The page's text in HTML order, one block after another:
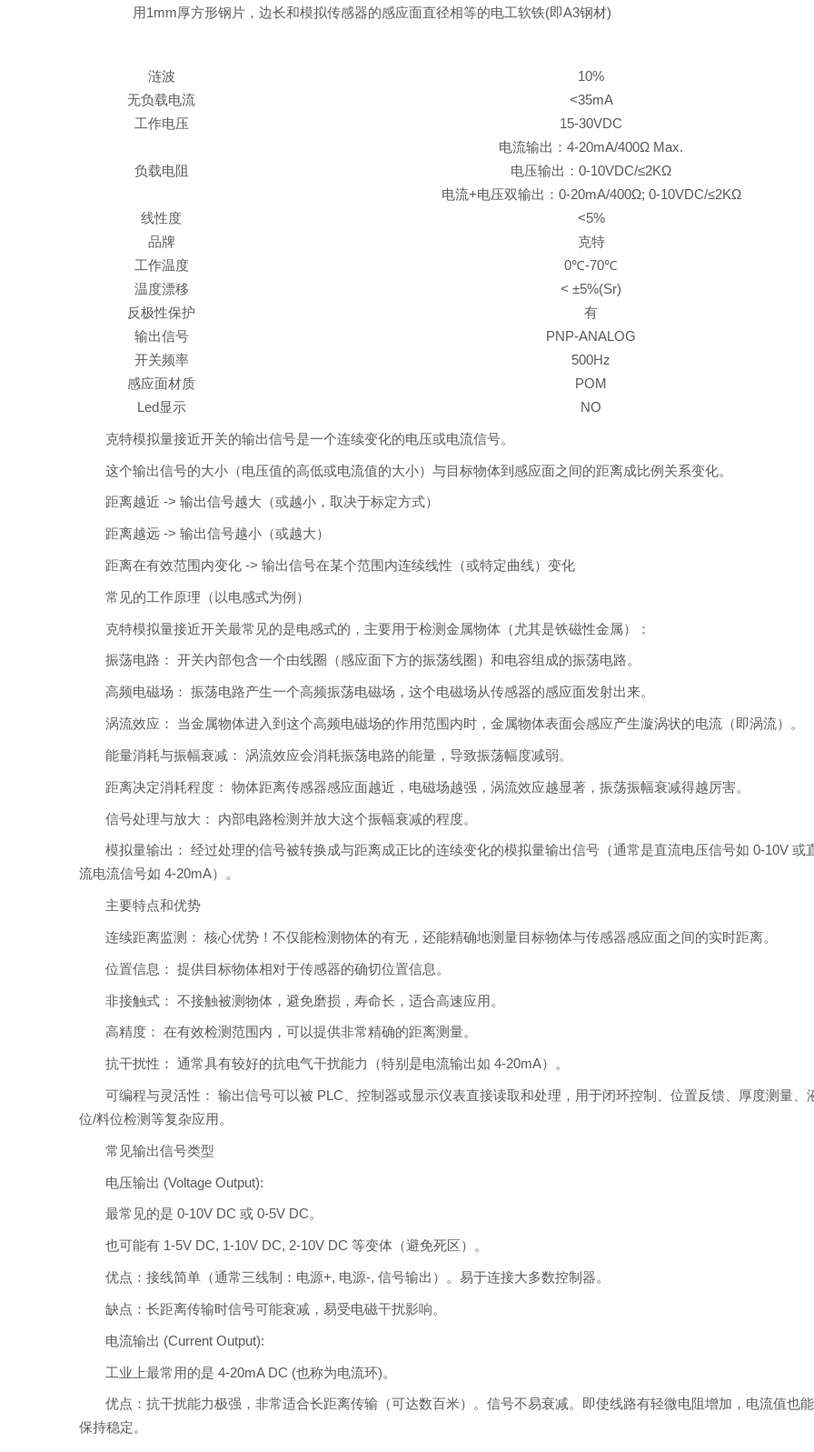
用1mm厚方形钢片，边长和模拟传感器的感应面直径相等的电工软铁(即A3钢材)
涟波
10%
无负载电流
<35mA
工作电压
15-30VDC
负载电阻
电流输出：4-20mA/400Ω Max.
电压输出：0-10VDC/≤2KΩ
电流+电压双输出：0-20mA/400Ω; 0-10VDC/≤2KΩ
线性度
<5%
品牌
克特
工作温度
0℃-70℃
温度漂移
< ±5%(Sr)
反极性保护
有
输出信号
PNP-ANALOG
开关频率
500Hz
感应面材质
POM
Led显示
NO
克特模拟量接近开关的输出信号是一个连续变化的电压或电流信号。
这个输出信号的大小（电压值的高低或电流值的大小）与目标物体到感应面之间的距离成比例关系变化。
距离越近 -> 输出信号越大（或越小，取决于标定方式）
距离越远 -> 输出信号越小（或越大）
距离在有效范围内变化 -> 输出信号在某个范围内连续线性（或特定曲线）变化
常见的工作原理（以电感式为例）
克特模拟量接近开关最常见的是电感式的，主要用于检测金属物体（尤其是铁磁性金属）：
振荡电路： 开关内部包含一个由线圈（感应面下方的振荡线圈）和电容组成的振荡电路。
高频电磁场： 振荡电路产生一个高频振荡电磁场，这个电磁场从传感器的感应面发射出来。
涡流效应： 当金属物体进入到这个高频电磁场的作用范围内时，金属物体表面会感应产生漩涡状的电流（即涡流）。
能量消耗与振幅衰减： 涡流效应会消耗振荡电路的能量，导致振荡幅度减弱。
距离决定消耗程度： 物体距离传感器感应面越近，电磁场越强，涡流效应越显著，振荡振幅衰减得越厉害。
信号处理与放大： 内部电路检测并放大这个振幅衰减的程度。
模拟量输出： 经过处理的信号被转换成与距离成正比的连续变化的模拟量输出信号（通常是直流电压信号如 0-10V 或
流电流信号如 4-20mA）。
主要特点和优势
连续距离监测： 核心优势！不仅能检测物体的有无，还能精确地测量目标物体与传感器感应面之间的实时距离。
位置信息： 提供目标物体相对于传感器的确切位置信息。
非接触式： 不接触被测物体，避免磨损，寿命长，适合高速应用。
高精度： 在有效检测范围内，可以提供非常精确的距离测量。
抗干扰性： 通常具有较好的抗电气干扰能力（特别是电流输出如 4-20mA）。
可编程与灵活性： 输出信号可以被 PLC、控制器或显示仪表直接读取和处理，用于闭环控制、位置反馈、厚度测量、
位/料位检测等复杂应用。
常见输出信号类型
电压输出 (Voltage Output):
最常见的是 0-10V DC 或 0-5V DC。
也可能有 1-5V DC, 1-10V DC, 2-10V DC 等变体（避免死区）。
优点：接线简单（通常三线制：电源+, 电源-, 信号输出）。易于连接大多数控制器。
缺点：长距离传输时信号可能衰减，易受电磁干扰影响。
电流输出 (Current Output):
工业上最常用的是 4-20mA DC (也称为电流环)。
优点：抗干扰能力极强，非常适合长距离传输（可达数百米）。信号不易衰减。即使线路有轻微电阻增加，电流值也能
保持稳定。